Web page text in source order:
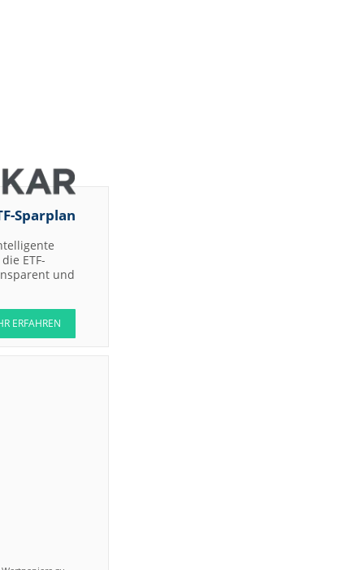
Sparplan
ETF-
und
ERFAHREN